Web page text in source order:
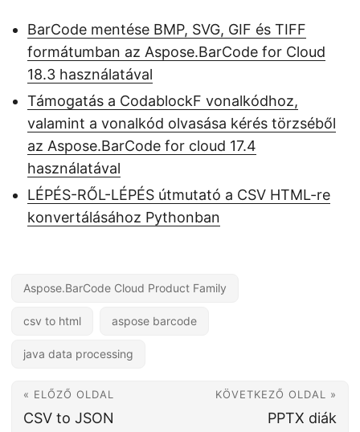
BarCode mentése BMP, SVG, GIF és TIFF
formátumban az Aspose.BarCode for Cloud
18.3 használatával
Támogatás a CodablockF vonalkódhoz,
valamint a vonalkód olvasása kérés törzséből
az Aspose.BarCode for cloud 17.4
használatával
LÉPÉS-RŐL-LÉPÉS útmutató a CSV HTML-re
konvertálásához Pythonban
Aspose.BarCode Cloud Product Family
csv to html aspose barcode
java data processing
« ELŐZŐ OLDAL
CSV to JSON
KÖVETKEZŐ OLDAL »
PPTX diák